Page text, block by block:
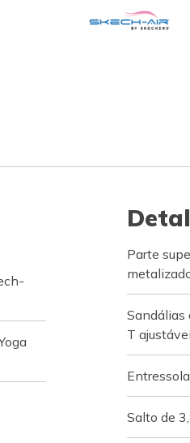
Parte
Sandálias
T
Salto de